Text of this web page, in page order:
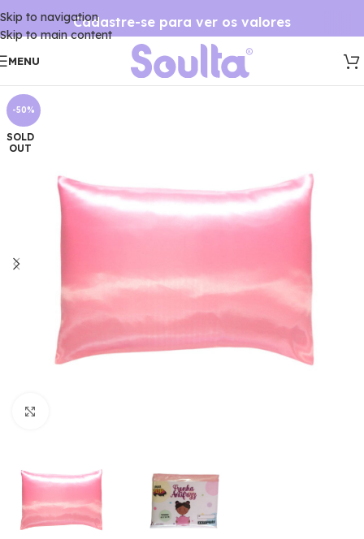
Skip to navigation
Skip to main content
Cadastre-se para ver os valores
MENU
-50%
SOLD
OUT